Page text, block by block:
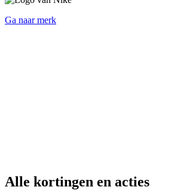
Ga naar merk
Alle kortingen en acties